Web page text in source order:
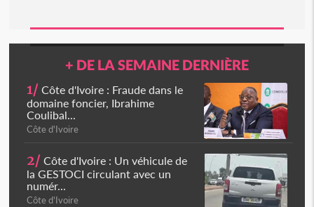
+ DE LA SEMAINE DERNIÈRE
1/ Côte d'Ivoire : Fraude dans le
domaine foncier, Ibrahime
Coulibal...
Côte d'Ivoire
2/ Côte d'Ivoire : Un véhicule de
la GESTOCI circulant avec un
numér...
Côte d'Ivoire